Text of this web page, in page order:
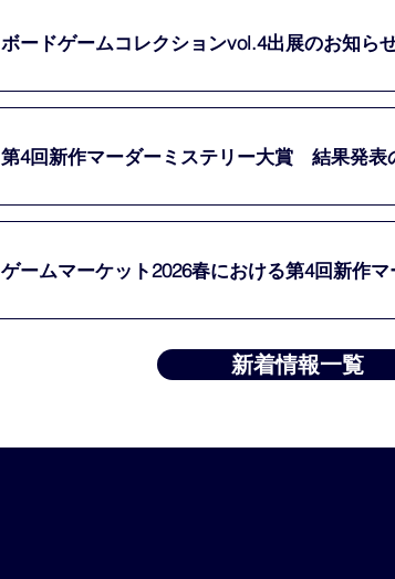
ボードゲームコレクションvol.4出展のお知ら
第4回新作マーダーミステリー大賞 結果発表
ゲームマーケット2026春における第4回新作
新着情報一覧